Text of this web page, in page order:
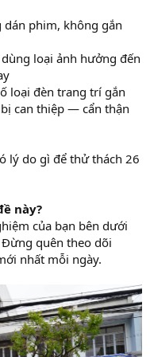
dán phim, không gắn
loại ảnh hưởng đến
loại đèn trang trí gắn
can thiệp — cẩn thận
lý do gì để thử thách 26
này?
của bạn bên dưới
quên theo dõi
nhất mỗi ngày.